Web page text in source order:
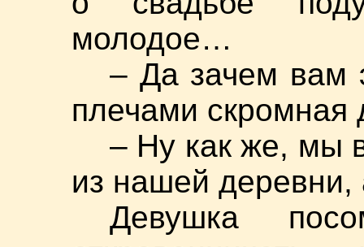
молодое…
– Да зачем вам
плечами скромная
– Ну как же, мы
из нашей деревни,
Девушка